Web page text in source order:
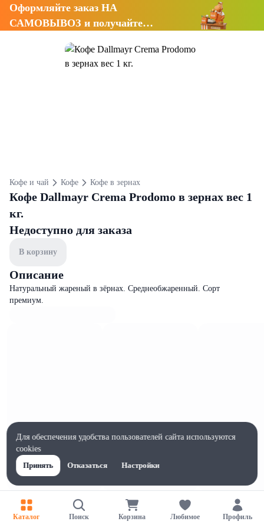
Оформляйте заказ НА
САМОВЫВОЗ и получайте
Кофе и чай Кофе Кофе в зернах
Кофе Dallmayr Crema Prodomo в зернах вес 1
кг.
Недоступно для заказа
В корзину
Описание
Натуральный жареный в зёрнах. Среднеобжаренный. Сорт
премиум.
Характеристики
Жиры на 100г, г
Каталог Поиск Корзина Любимое Профиль
Для обеспечения удобства пользователей сайта используются
cookies
Принять
Отказаться Настройки